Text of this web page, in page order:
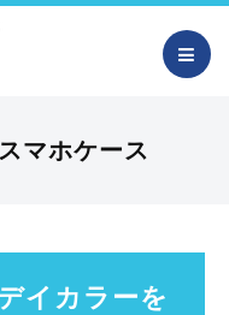
マホケース
イカラーを